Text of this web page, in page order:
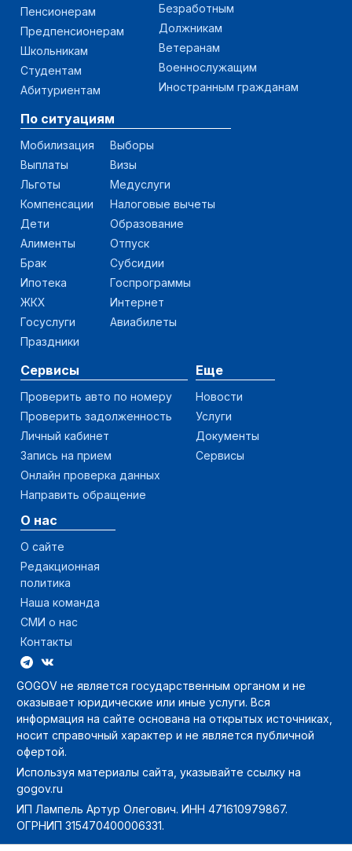
Пенсионерам
Предпенсионерам
Школьникам
Студентам
Абитуриентам
Безработным
Должникам
Ветеранам
Военнослужащим
Иностранным гражданам
По ситуациям
Мобилизация
Выплаты
Льготы
Компенсации
Дети
Алименты
Брак
Ипотека
ЖКХ
Госуслуги
Праздники
Выборы
Визы
Медуслуги
Налоговые вычеты
Образование
Отпуск
Субсидии
Госпрограммы
Интернет
Авиабилеты
Сервисы
Проверить авто по номеру
Проверить задолженность
Личный кабинет
Запись на прием
Онлайн проверка данных
Направить обращение
Еще
Новости
Услуги
Документы
Сервисы
О нас
О сайте
Редакционная
политика
Наша команда
СМИ о нас
Контакты
GOGOV не является государственным органом и не
оказывает юридические или иные услуги. Вся
информация на сайте основана на открытых источниках,
носит справочный характер и не является публичной
офертой.
Используя материалы сайта, указывайте ссылку на
gogov.ru
ИП Лампель Артур Олегович. ИНН 471610979867.
ОГРНИП 315470400006331.